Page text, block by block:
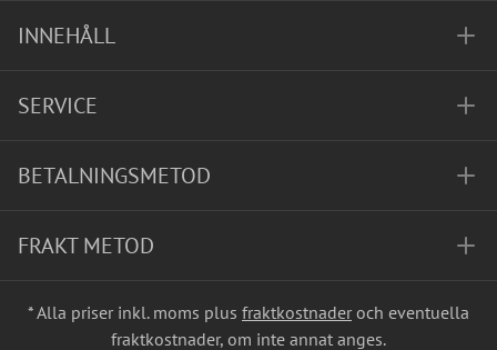
INNEHÅLL
SERVICE
BETALNINGSMETOD
FRAKT METOD
* Alla priser inkl. moms plus fraktkostnader och eventuella
fraktkostnader, om inte annat anges.